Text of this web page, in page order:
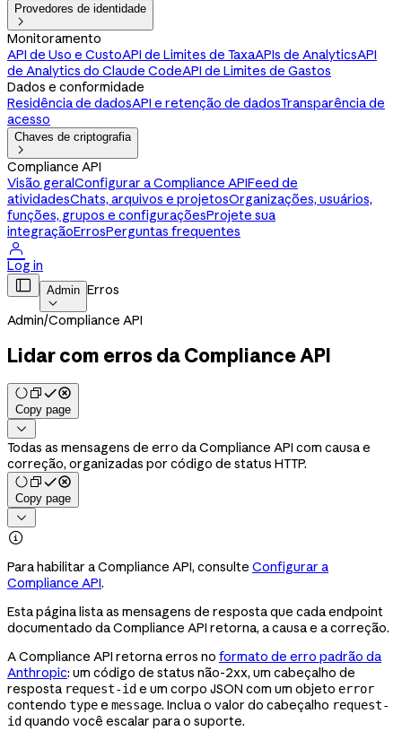
Provedores de identidade

Monitoramento
API de Uso e CustoAPI de Limites de TaxaAPIs de AnalyticsAPI
de Analytics do Claude CodeAPI de Limites de Gastos
Dados e conformidade
Residência de dadosAPI e retenção de dadosTransparência de
acesso
Chaves de criptografia

Compliance API
Visão geralConfigurar a Compliance APIFeed de
atividadesChats, arquivos e projetosOrganizações, usuários,
funções, grupos e configuraçõesProjete sua
integraçãoErrosPerguntas frequentes

Log in
 Admin

Erros
Admin/Compliance API
Lidar com erros da Compliance API
Copy page

Todas as mensagens de erro da Compliance API com causa e
correção, organizadas por código de status HTTP.
Copy page


Para habilitar a Compliance API, consulte Configurar a
Compliance API.
Esta página lista as mensagens de resposta que cada endpoint
documentado da Compliance API retorna, a causa e a correção.
A Compliance API retorna erros no formato de erro padrão da
Anthropic: um código de status não-2xx, um cabeçalho de
resposta request-id e um corpo JSON com um objeto error
contendo typee message. Inclua o valor do cabeçalho request-
id quando você escalar para o suporte.